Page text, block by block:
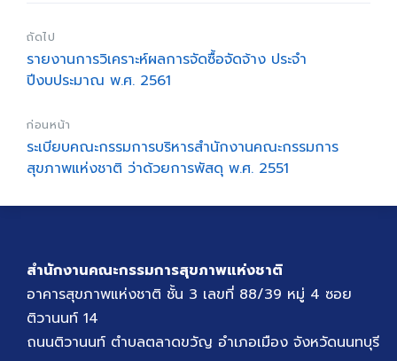
ถัดไป
รายงานการวิเคราะห์ผลการจัดซื้อจัดจ้าง ประจำ
ปีงบประมาณ พ.ศ. 2561
ก่อนหน้า
ระเบียบคณะกรรมการบริหารสำนักงานคณะกรรมการ
สุขภาพแห่งชาติ ว่าด้วยการพัสดุ พ.ศ. 2551
สำนักงานคณะกรรมการสุขภาพแห่งชาติ
อาคารสุขภาพแห่งชาติ ชั้น 3 เลขที่ 88/39 หมู่ 4 ซอย
ติวานนท์ 14
ถนนติวานนท์ ตำบลตลาดขวัญ อำเภอเมือง จังหวัดนนทบุรี